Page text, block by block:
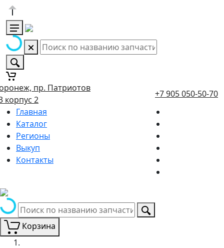
пр. Патриотов
корпус 2
+7 905 050-50-70
Главная
Каталог
Регионы
Выкуп
Контакты
Корзина